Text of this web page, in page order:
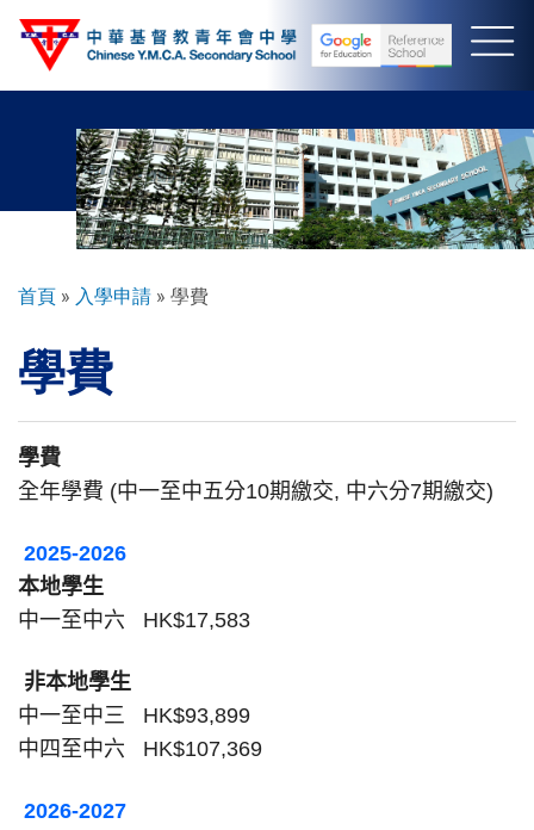
導
連
結
首頁 入學申請 學費
學費
學費
全年學費 (中一至中五分10期繳交, 中六分7期繳交)
2025-2026
本地學生
中一至中六 HK$17,583
非本地學生
中一至中三 HK$93,899
中四至中六 HK$107,369
2026-2027